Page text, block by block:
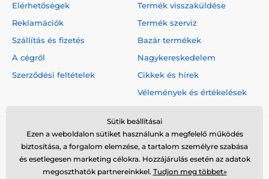
Elérhetőségek
Reklamációk
Szállítás és fizetés
A cégről
Szerződési feltételek
Termék visszaküldése
Termék szerviz
Bazár termékek
Nagykereskedelem
Cikkek és hírek
Vélemények és értékelések
Sütik beállításai
Ezen a weboldalon sütiket használunk a megfelelő működés
biztosítása, a forgalom elemzése, a tartalom személyre szabása
és esetlegesen marketing célokra. Hozzájárulás esetén az adatok
megoszthatók partnereinkkel. Tudjon meg többet»